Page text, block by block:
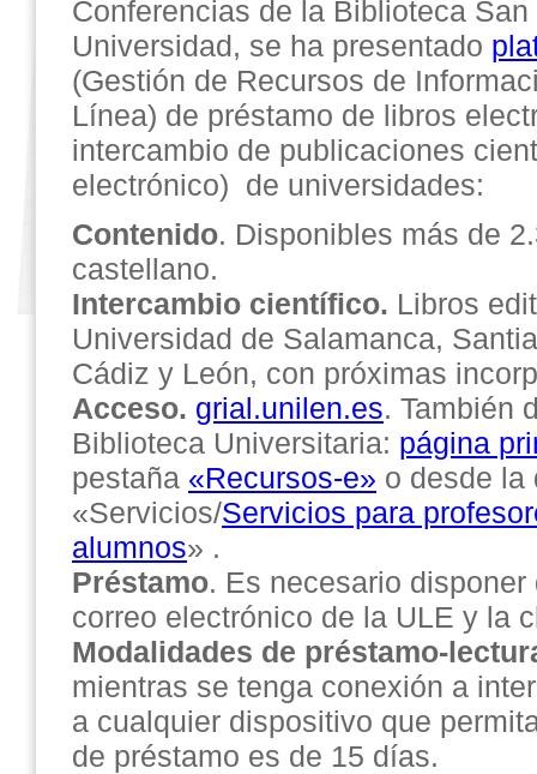
Conferencias de la Biblioteca
Universidad, se ha presentado
(Gestión de Recursos de
Línea) de préstamo de libros
intercambio de publicaciones
electrónico) de universidades:
Contenido. Disponibles más de
castellano.
Intercambio científico. Libros
Universidad de Salamanca,
Cádiz y León, con próximas
Acceso. grial.unilen.es. También
Biblioteca Universitaria: página
pestaña «Recursos-e» o desde la
«Servicios/Servicios para
alumnos» .
Préstamo. Es necesario
correo electrónico de la ULE y la
Modalidades de préstamo-
mientras se tenga conexión a
a cualquier dispositivo que
de préstamo es de 15 días.